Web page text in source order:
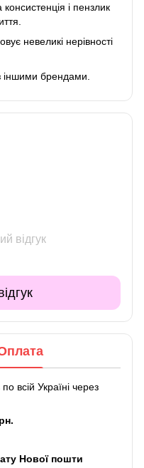
консистенція і пензлик
невеликі нерівності
іншими брендами.
відгук
всій Україні через
Нової пошти